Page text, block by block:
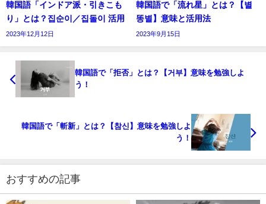
韓国語「インドア派・引きこも
り」とは？집순이／집돌이 活用
2023年12月12日
韓国語で「流れ星」とは？【별
똥별】意味と活用法
2023年9月15日
韓国語で「拒否」とは？【거부】意味を勉強しよ
う！
韓国語で「斬新」とは？【참신】意味を勉強しよ
う！
おすすめの記事